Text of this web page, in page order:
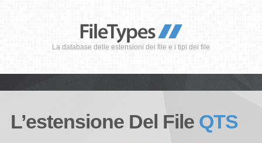
La database delle estensioni dei file e i tipi dei file
L’estensione Del File QTS